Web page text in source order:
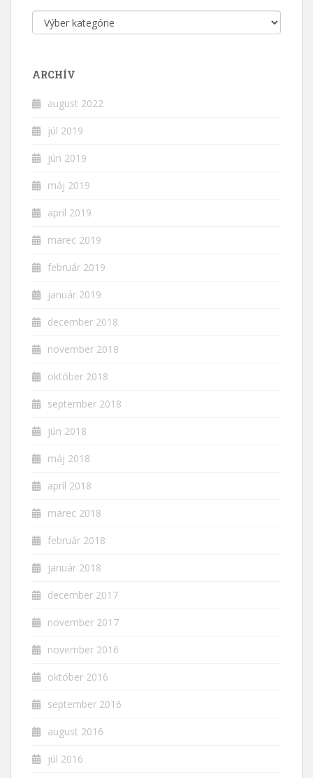
Kategórie
ARCHÍV
august 2022
júl 2019
jún 2019
máj 2019
apríl 2019
marec 2019
február 2019
január 2019
december 2018
november 2018
október 2018
september 2018
jún 2018
máj 2018
apríl 2018
marec 2018
február 2018
január 2018
december 2017
november 2017
november 2016
október 2016
september 2016
august 2016
júl 2016